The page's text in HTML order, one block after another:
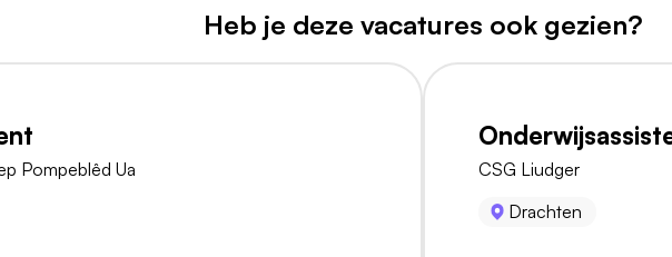
Heb je deze vacatures ook gezien?
Pompeblêd Ua
CSG Liudger
Drachten